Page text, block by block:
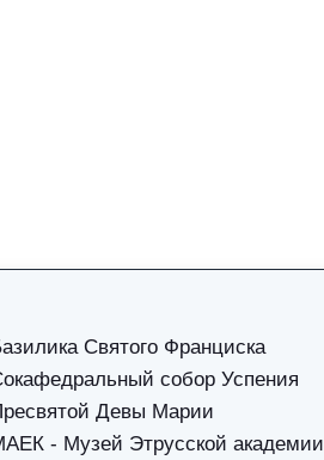
Святого Франциска
собор Успения
Девы Марии
- Музей Этрусской академии